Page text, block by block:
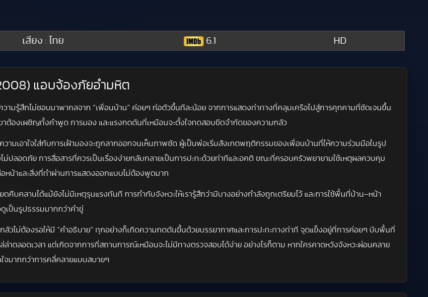
เสียง : ไทย 6.1 HD
แอบจ้องภัยอำมหิต
ามรู้สึกไม่ชอบมาพากลจาก “เพื่อนบ้าน” ค่อยๆ ก่อตัวขึ้นทีละน้อย จากการแสดงท่าทางที่คลุมเครือไปสู่การคุกคามที่ชัดเจนขึ้น
ต้องเผชิญทั้งคำพูด การมอง และแรงกดดันที่เหมือนจะตั้งใจทดสอบขีดจำกัดของความกลัว
ามเอาใจใส่กับการเฝ้ามองจะถูกลากออกจนเห็นภาพชัด ผู้เป็นพ่อเริ่มสังเกตพฤติกรรมของเพื่อนบ้านที่ให้ความร่วมมือในรูป
ม่ปลอดภัย การสื่อสารที่ควรเป็นเรื่องง่ายกลับกลายเป็นการปะทะด้วยท่าทีและอคติ ขณะที่ครอบครัวพยายามใช้เหตุผลควบคุม
าและสิ่งที่ทำผ่านการแสดงออกแบบไม่ต้องพูดมาก
บคลานได้แม้ยังไม่มีเหตุรุนแรงทันที การกำกับจังหวะให้เรารู้สึกว่ามีบางอย่างกำลังถูกเตรียมไว้ และการใช้พื้นที่บ้าน–หน้า
เป็นรูปธรรมมากกว่าคำขู่
วไม่ต้องรอให้มี “คำอธิบาย” ทุกอย่างก็เกิดความกดดันขึ้นด้วยบรรยากาศและการปะทะทางท่าที จุดแข็งอยู่ที่การค่อยๆ บีบพื้นที่
าตลอดเวลา แต่เกิดจากการที่สถานการณ์เหมือนจะไม่มีทางตรวจสอบได้ง่าย อย่างไรก็ตาม หากใครคาดหวังจังหวะผ่อนคลาย
จมากกว่าการคลี่คลายแบบสบายๆ